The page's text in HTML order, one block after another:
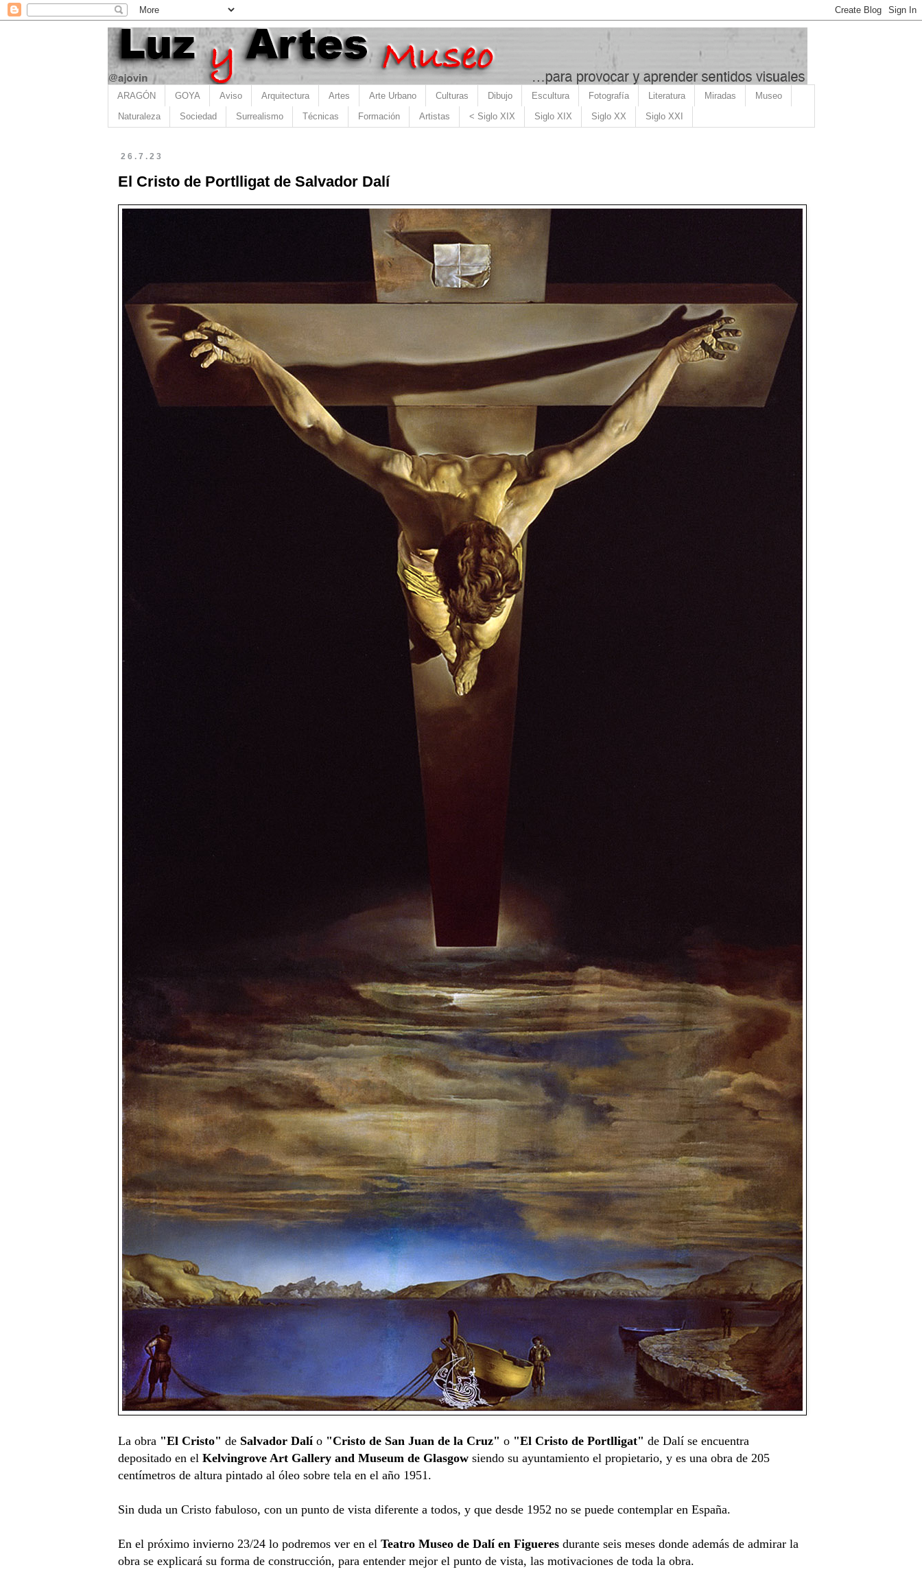
ARAGÓN GOYA Aviso Arquitectura Artes Arte Urbano Culturas Dibujo Escultura Fotografía Literatura Miradas Museo
Naturaleza Sociedad Surrealismo Técnicas Formación Artistas < Siglo XIX Siglo XIX Siglo XX Siglo XXI
26.7.23
El Cristo de Portlligat de Salvador Dalí
La obra "El Cristo" de Salvador Dalío "Cristo de San Juan de la Cruz" o "El Cristo de Portlligat" de Dalí se encuentra
depositado en el Kelvingrove Art Gallery and Museum de Glasgowsiendo su ayuntamiento el propietario, y es una obra de 205
centímetros de altura pintado al óleo sobre tela en el año 1951.
Sin duda un Cristo fabuloso, con un punto de vista diferente a todos, y que desde 1952 no se puede contemplar en España.
En el próximo invierno 23/24 lo podremos ver en el Teatro Museo de Dalí en Figueresdurante seis meses donde además de admirar la
obra se explicará su forma de construcción, para entender mejor el punto de vista, las motivaciones de toda la obra.